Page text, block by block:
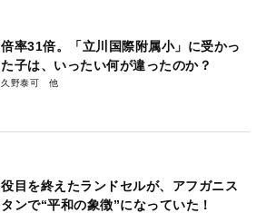
倍率31倍。「立川国際附属小」に受かっ
た子は、いったい何が違ったのか？
久野泰可
役目を終えたランドセルが、アフガニス
タンで“平和の象徴”になっていた！